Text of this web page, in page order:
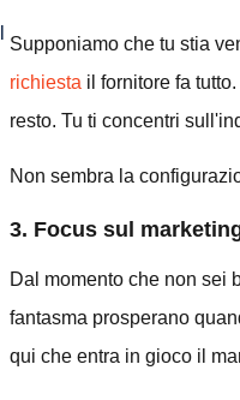
Supponiamo che tu stia
richiesta il fornitore fa
resto. Tu ti concentri
Non sembra la
3. Focus sul
Dal momento che non sei
fantasma prosperano
qui che entra in gioco il